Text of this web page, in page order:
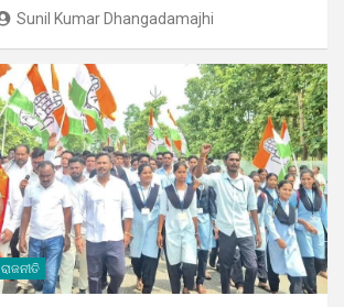
Sunil Kumar Dhangadamajhi
ରାଜନୀତି